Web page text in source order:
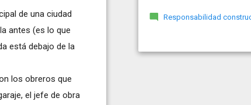
de una ciudad
antes (es lo que
está debajo de la
los obreros que
el jefe de obra
Responsabilidad